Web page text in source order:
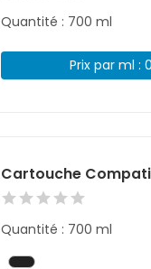
Quantité : 700 ml
Prix par ml :
Cartouche
Quantité : 700 ml